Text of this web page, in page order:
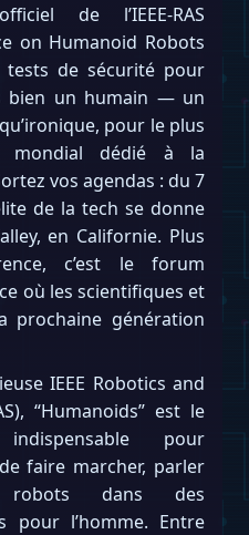
de l’IEEE-RAS
on Humanoid Robots
tests de sécurité pour
bien un humain — un
pour le plus
mondial dédié à la
vos agendas : du 7
de la tech se donne
en Californie. Plus
c’est le forum
où les scientifiques et
prochaine génération
IEEE Robotics and
“Humanoids” est le
pour
faire marcher, parler
dans des
pour l’homme. Entre